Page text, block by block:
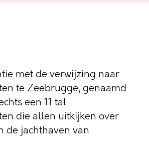
met de verwijzing naar
te Zeebrugge, genaamd
een 11 tal
die allen uitkijken over
de jachthaven van